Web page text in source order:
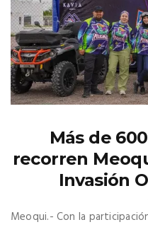
Más de
recorren
Invasión
Meoqui.- Con la